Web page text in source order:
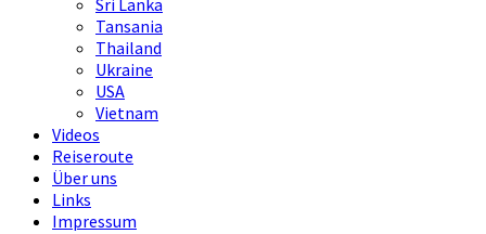
Sri Lanka
Tansania
Thailand
Ukraine
USA
Vietnam
Videos
Reiseroute
Über uns
Links
Impressum